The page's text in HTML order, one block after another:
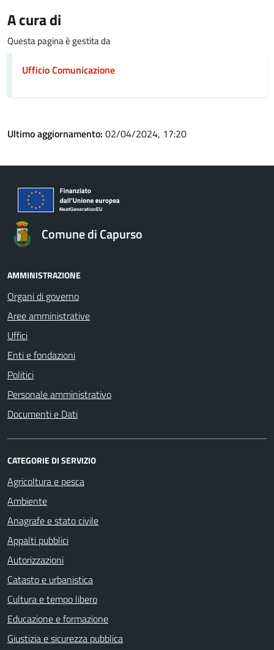
A cura di
Questa pagina è gestita da
Ufficio Comunicazione
Ultimo aggiornamento: 02/04/2024, 17:20
Comune di Capurso
AMMINISTRAZIONE
Organi di governo
Aree amministrative
Uffici
Enti e fondazioni
Politici
Personale amministrativo
Documenti e Dati
CATEGORIE DI SERVIZIO
Agricoltura e pesca
Ambiente
Anagrafe e stato civile
Appalti pubblici
Autorizzazioni
Catasto e urbanistica
Cultura e tempo libero
Educazione e formazione
Giustizia e sicurezza pubblica